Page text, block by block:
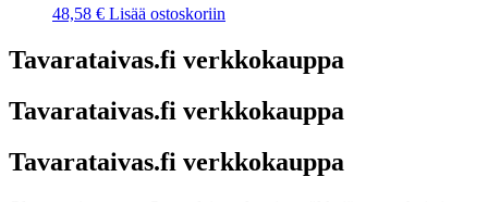
48,58 € Lisää ostoskoriin
Tavarataivas.fi verkkokauppa
Tavarataivas.fi verkkokauppa
Tavarataivas.fi verkkokauppa